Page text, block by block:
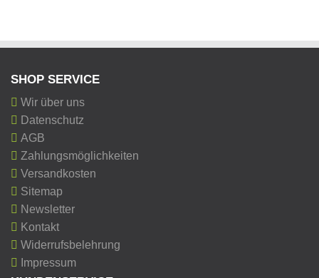
SHOP SERVICE
Wir über uns
Datenschutz
AGB
Zahlungsmöglichkeiten
Versandkosten
Sitemap
Newsletter
Kontakt
Widerrufsbelehrung
Impressum